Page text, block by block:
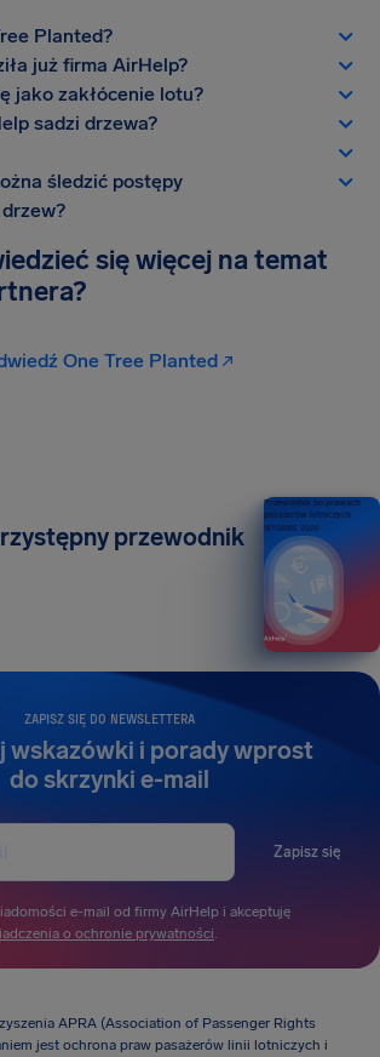
Planted?
już firma AirHelp?
jako zakłócenie lotu?
sadzi drzewa?
śledzić postępy
się więcej na temat
One Tree Planted
ZAPISZ SIĘ DO NEWSLETTERA
wskazówki i porady wprost
do skrzynki e-mail
Zapisz się
e-mail od firmy AirHelp i akceptuję
o ochronie prywatności.
przewodnik
Przewodnik po prawach
pasażerów lotniczych
WYDANIE 2026
APRA (Association of Passenger Rights
jest ochrona praw pasażerów linii lotniczych i